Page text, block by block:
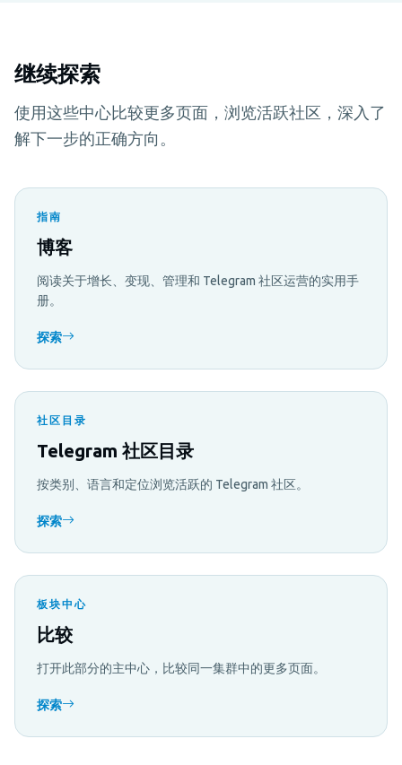
继续探索
使用这些中心比较更多页面，浏览活跃社区，深入了
解下一步的正确方向。
指南
博客
阅读关于增长、变现、管理和 Telegram 社区运营的实用手
册。
探索
社区目录
Telegram 社区目录
按类别、语言和定位浏览活跃的 Telegram 社区。
探索
板块中心
比较
打开此部分的主中心，比较同一集群中的更多页面。
探索